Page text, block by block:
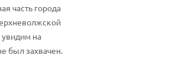
часть города
на
был захвачен.